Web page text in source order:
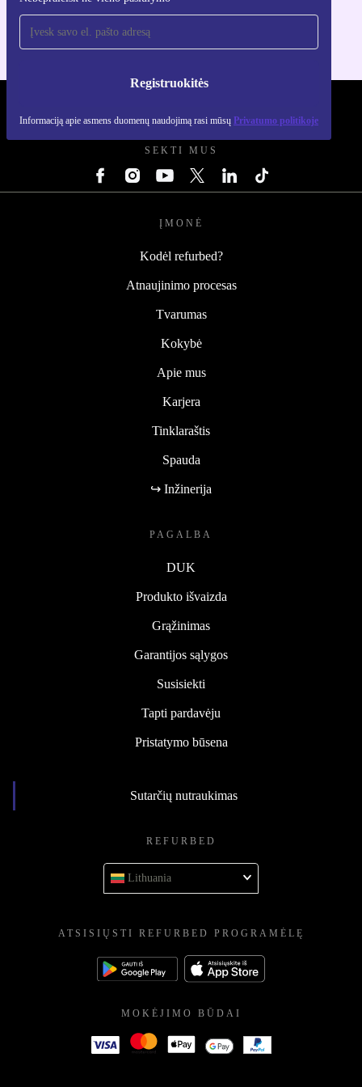
Registruokitės
Informaciją apie asmens duomenų naudojimą rasi mūsų Privatumo politikoje
SEKTI MUS
ĮMONĖ
Kodėl refurbed?
Atnaujinimo procesas
Tvarumas
Kokybė
Apie mus
Karjera
Tinklaraštis
Spauda
↪ Inžinerija
PAGALBA
DUK
Produkto išvaizda
Grąžinimas
Garantijos sąlygos
Susisiekti
Tapti pardavėju
Pristatymo būsena
Sutarčių nutraukimas
REFURBED
Lithuania
ATSISIŲSTI REFURBED PROGRAMĖLĘ
MOKĖJIMO BŪDAI